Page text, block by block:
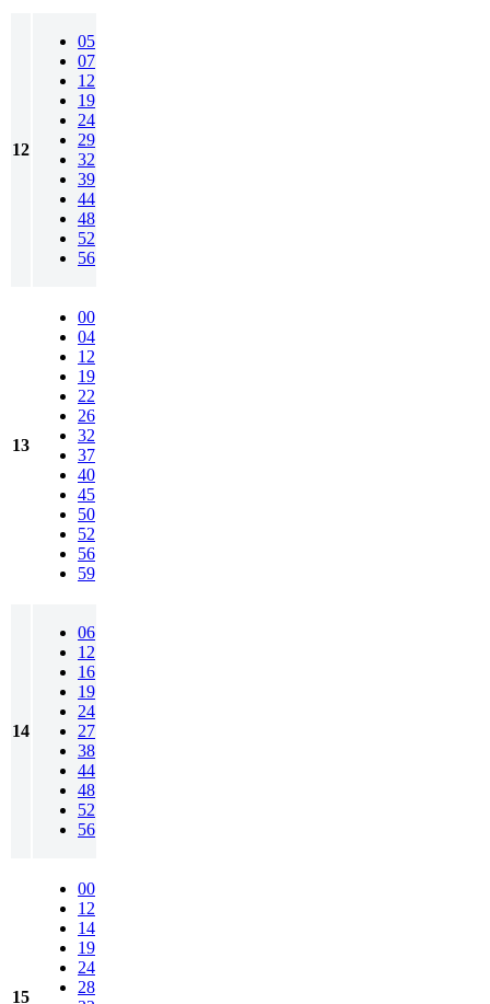
12
05
07
12
19
24
29
32
39
44
48
52
56
13
00
04
12
19
22
26
32
37
40
45
50
52
56
59
14
06
12
16
19
24
27
38
44
48
52
56
15
00
12
14
19
24
28